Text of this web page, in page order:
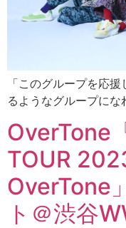
「このグループを応
るようなグループにな
OverTone
TOUR
OverTone
ト＠渋谷